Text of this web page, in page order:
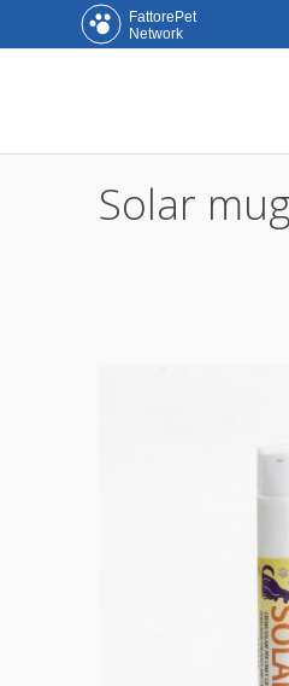
Solar
FattorePet
Network